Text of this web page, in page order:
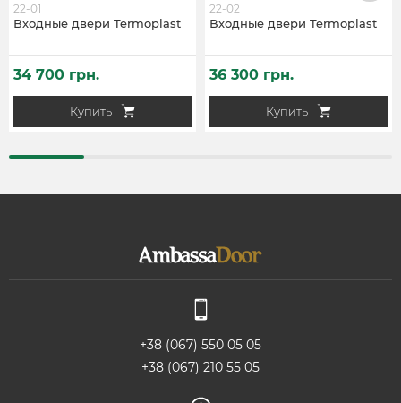
Входные двери Termoplast
22-01
Купить
34 700 грн.
Входные двери Termoplast
22-02
Купить
36 300 грн.
+38 (067) 550 05 05
+38 (067) 210 55 05